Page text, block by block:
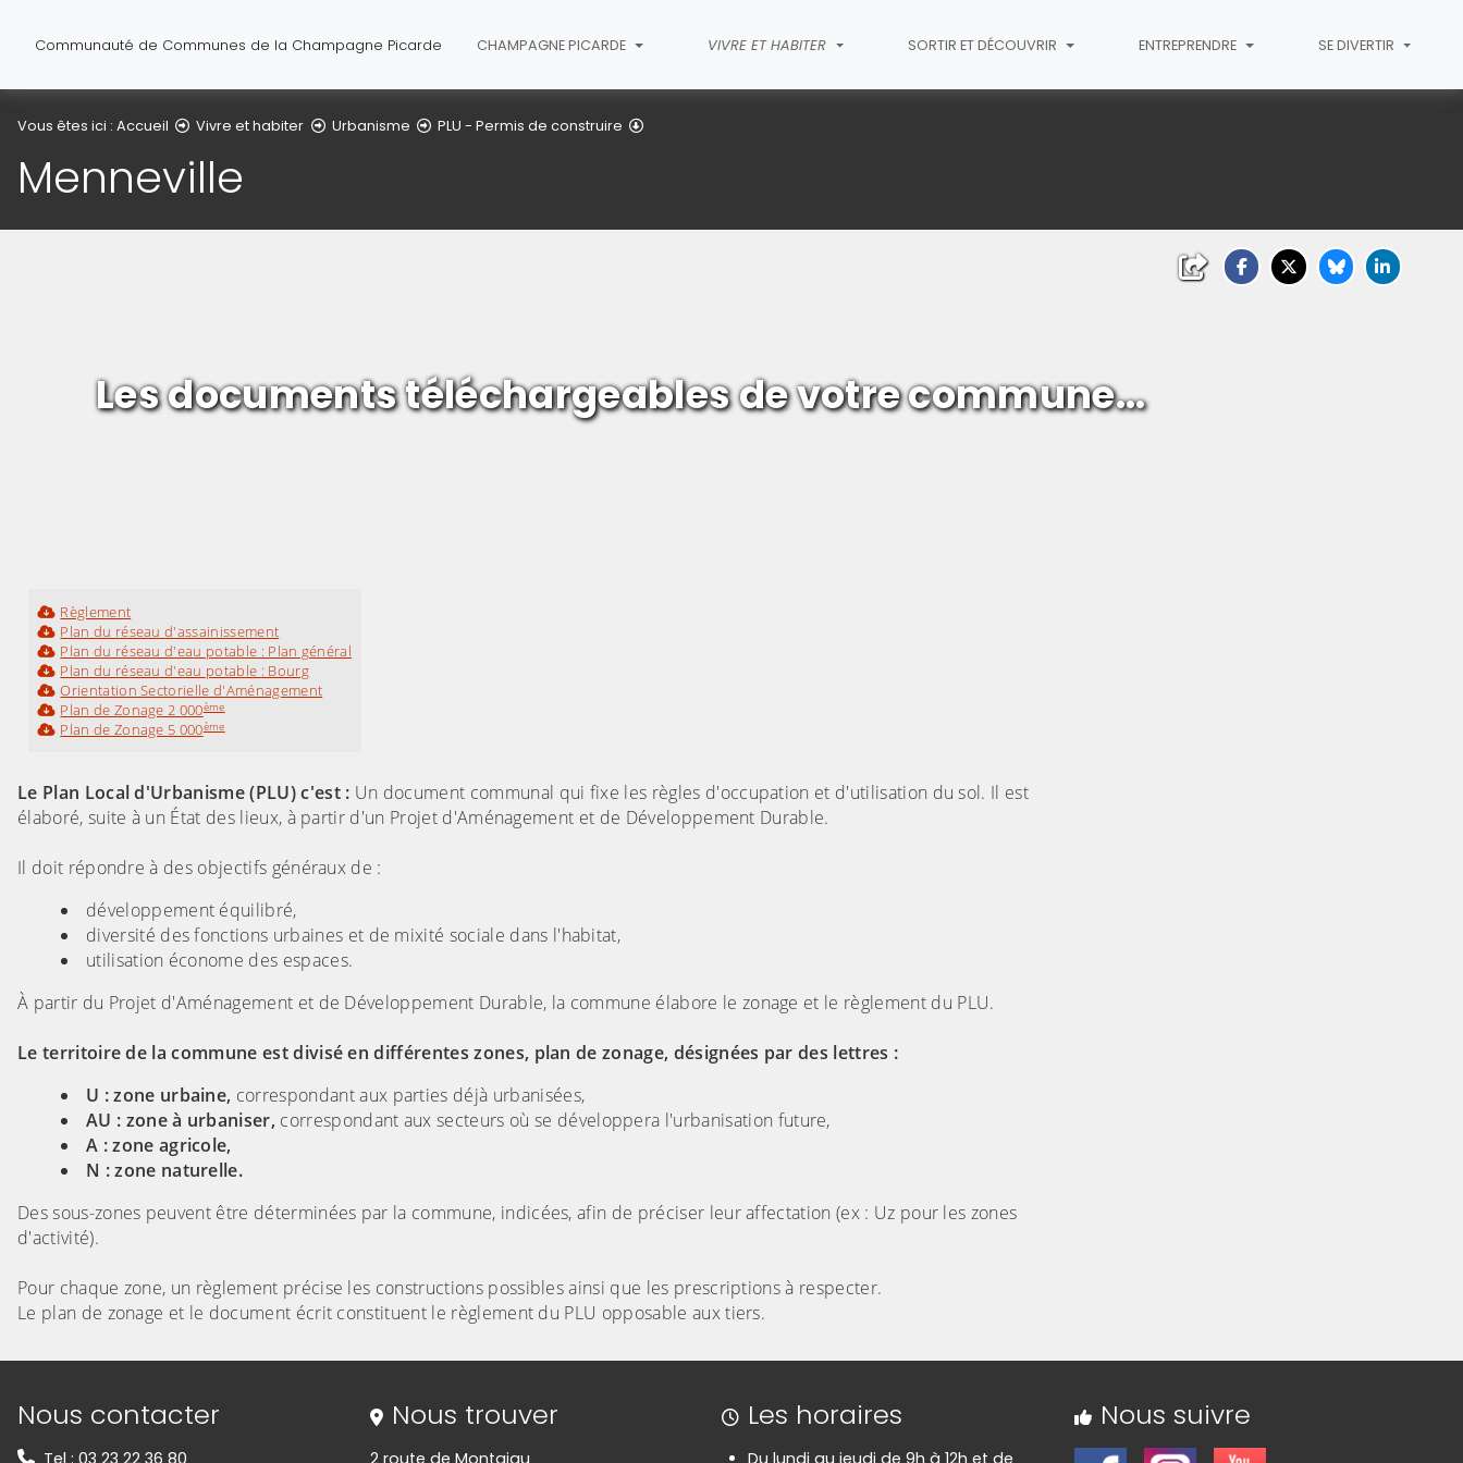
Communauté de Communes de la Champagne Picarde CHAMPAGNE PICARDE VIVRE ET HABITER SORTIR ET DÉCOUVRIR ENTREPRENDRE SE DIVERTIR
Vous êtes ici : Accueil Vivre et habiter Urbanisme PLU - Permis de construire
Menneville
Les documents téléchargeables de votre commune...
Règlement
Plan du réseau d'assainissement
Plan du réseau d'eau potable : Plan général
Plan du réseau d'eau potable : Bourg
Orientation Sectorielle d'Aménagement
Plan de Zonage 2 000ème
Plan de Zonage 5 000ème
Le Plan Local d'Urbanisme (PLU) c'est : Un document communal qui fixe les règles d'occupation et d'utilisation du sol. Il est
élaboré, suite à un État des lieux, à partir d'un Projet d'Aménagement et de Développement Durable.
Il doit répondre à des objectifs généraux de :
développement équilibré,
diversité des fonctions urbaines et de mixité sociale dans l'habitat,
utilisation économe des espaces.
À partir du Projet d'Aménagement et de Développement Durable, la commune élabore le zonage et le règlement du PLU.
Le territoire de la commune est divisé en différentes zones, plan de zonage, désignées par des lettres :
U : zone urbaine, correspondant aux parties déjà urbanisées,
AU : zone à urbaniser, correspondant aux secteurs où se développera l'urbanisation future,
A : zone agricole,
N : zone naturelle.
Des sous-zones peuvent être déterminées par la commune, indicées, afin de préciser leur affectation (ex : Uz pour les zones
d'activité).
Pour chaque zone, un règlement précise les constructions possibles ainsi que les prescriptions à respecter.
Le plan de zonage et le document écrit constituent le règlement du PLU opposable aux tiers.
Informations de contact
Nous contacter Nous trouver Les horaires Nous suivre